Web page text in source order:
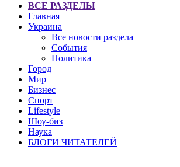
ВСЕ РАЗДЕЛЫ
Главная
Украина
Все новости раздела
События
Политика
Город
Мир
Бизнес
Спорт
Lifestyle
Шоу-биз
Наука
БЛОГИ ЧИТАТЕЛЕЙ